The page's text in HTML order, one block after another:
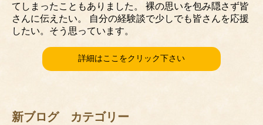
てしまったこともありました。 裸の思いを包み隠さず皆
さんに伝えたい。 自分の経験談で少しでも皆さんを応援
したい。そう思っています。
詳細はここをクリック下さい
新ブログ カテゴリー